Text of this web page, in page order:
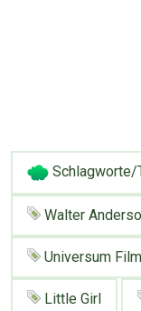
Schlagworte/
Walter
Universum Film
Little Girl